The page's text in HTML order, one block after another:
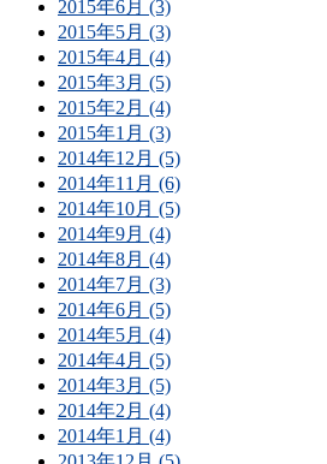
2015年6月 (3)
2015年5月 (3)
2015年4月 (4)
2015年3月 (5)
2015年2月 (4)
2015年1月 (3)
2014年12月 (5)
2014年11月 (6)
2014年10月 (5)
2014年9月 (4)
2014年8月 (4)
2014年7月 (3)
2014年6月 (5)
2014年5月 (4)
2014年4月 (5)
2014年3月 (5)
2014年2月 (4)
2014年1月 (4)